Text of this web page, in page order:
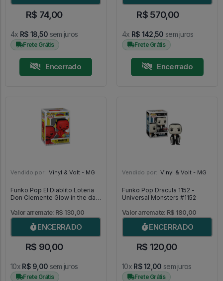
R$ 74,00
4x R$ 18,50 sem juros
Frete Grátis
Encerrado
R$ 570,00
4x R$ 142,50 sem juros
Frete Grátis
Encerrado
Vendido por: Vinyl & Volt - MG
Funko Pop El Diablito Loteria
Don Clemente Glow in the dark
#03
Valor arremate: R$ 130,00
ENCERRADO
R$ 90,00
10x R$ 9,00 sem juros
Frete Grátis
Vendido por: Vinyl & Volt - MG
Funko Pop Dracula 1152 -
Universal Monsters #1152
Valor arremate: R$ 180,00
ENCERRADO
R$ 120,00
10x R$ 12,00 sem juros
Frete Grátis